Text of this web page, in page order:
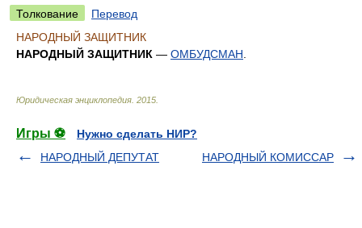
Толкование
Перевод
НАРОДНЫЙ ЗАЩИТНИК
НАРОДНЫЙ ЗАЩИТНИК — ОМБУДСМАН
Юридическая энциклопедия 2015
Игры ⚽
Нужно сделать НИР?
НАРОДНЫЙ ДЕПУТАТ
НАРОДНЫЙ КОМИССАР